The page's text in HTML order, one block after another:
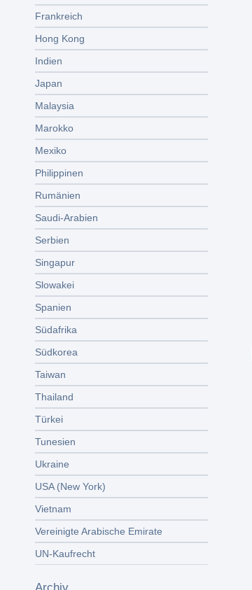
Frankreich
Hong Kong
Indien
Japan
Malaysia
Marokko
Mexiko
Philippinen
Rumänien
Saudi-Arabien
Serbien
Singapur
Slowakei
Spanien
Südafrika
Südkorea
Taiwan
Thailand
Türkei
Tunesien
Ukraine
USA (New York)
Vietnam
Vereinigte Arabische Emirate
UN-Kaufrecht